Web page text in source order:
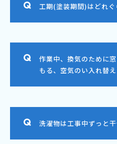
工期(塗装期間)はどれぐ
作業中、換気のために
もる、空気のい入れ替
洗濯物は工事中ずっと